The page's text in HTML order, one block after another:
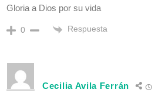
Gloria a Dios por su vida
0 Respuesta
Cecilia Avila Ferrán